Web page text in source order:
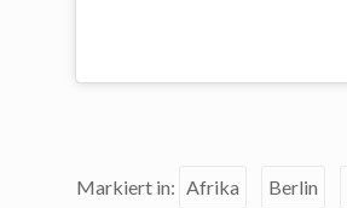
Markiert in: Afrika Berlin